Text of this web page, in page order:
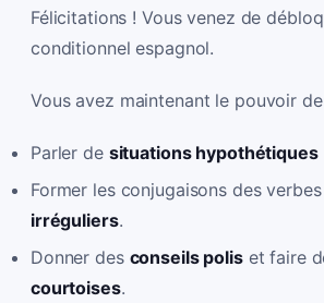
Félicitations ! Vous venez de
conditionnel espagnol.
Vous avez maintenant le pouvoir
Parler de situations hypothétiques
Former les conjugaisons des verbes
irréguliers.
Donner des conseils poliset faire
courtoises.